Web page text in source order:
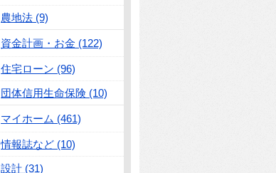
農地法 (9)
資金計画・お金 (122)
住宅ローン (96)
団体信用生命保険 (10)
マイホーム (461)
情報誌など (10)
設計 (31)